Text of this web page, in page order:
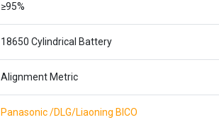
≥95%
18650 Cylindrical Battery
Alignment Metric
Panasonic /DLG/Liaoning BICO